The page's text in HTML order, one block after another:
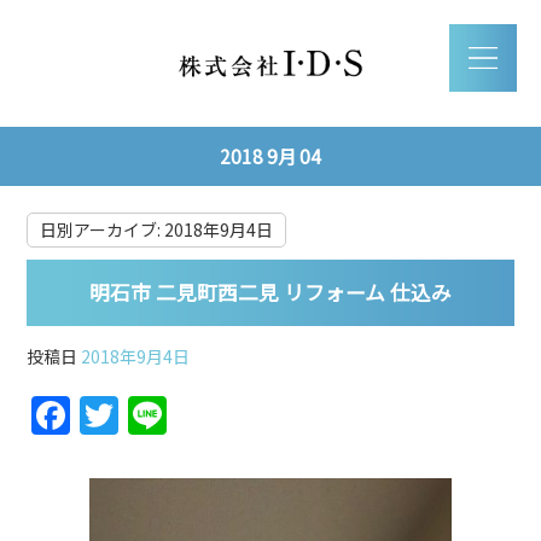
2018 9月 04
日別アーカイブ: 2018年9月4日
明石市 二見町西二見 リフォーム 仕込み
投稿日 2018年9月4日
F
a
c
T
w
itte